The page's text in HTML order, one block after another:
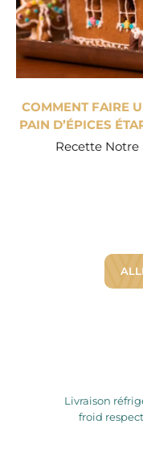
COMMENT FAIRE
PAIN D’ÉPICES
Recette Notre
Livraison
froid